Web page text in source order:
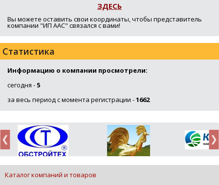
ЗДЕСЬ
Вы можете оставить свои координаты, чтобы представитель
компании "ИП ААС" связался с вами!
Статистика
Информацию о компании просмотрели:
сегодня - 5
за весь период с момента регистрации -1662
Каталог компаний и товаров